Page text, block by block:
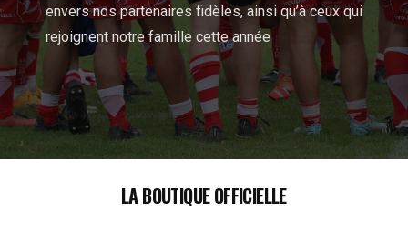
envers nos partenaires fidèles, ainsi qu’à ceux qui
rejoignent notre famille cette année
LA BOUTIQUE OFFICIELLE